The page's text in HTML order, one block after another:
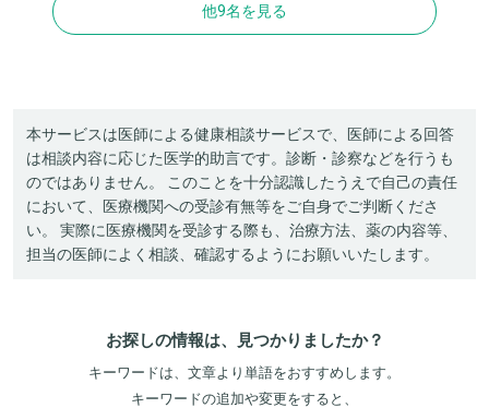
他9名を見る
本サービスは医師による健康相談サービスで、医師による回答
は相談内容に応じた医学的助言です。診断・診察などを行うも
のではありません。 このことを十分認識したうえで自己の責任
において、医療機関への受診有無等をご自身でご判断くださ
い。 実際に医療機関を受診する際も、治療方法、薬の内容等、
担当の医師によく相談、確認するようにお願いいたします。
お探しの情報は、見つかりましたか？
キーワードは、文章より単語をおすすめします。
キーワードの追加や変更をすると、